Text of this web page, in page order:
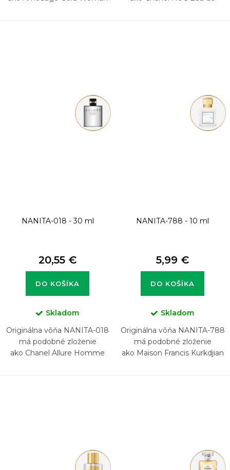
NANITA-018 - 30 ml
20,55 €
DO KOŠÍKA
Skladom
Originálna vôňa NANITA-018
má podobné zloženie
ako Chanel Allure Homme
NANITA-788 - 10 ml
5,99 €
DO KOŠÍKA
Skladom
Originálna vôňa NANITA-788
má podobné zloženie
ako Maison Francis Kurkdjian